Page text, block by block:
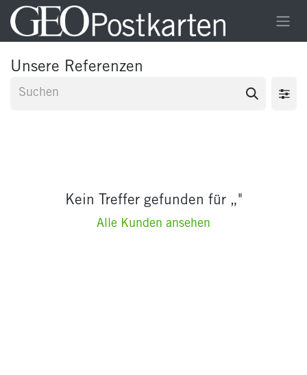
Zum Inhalt springen
Unsere Referenzen
Kein Treffer gefunden für „"
Alle Kunden ansehen